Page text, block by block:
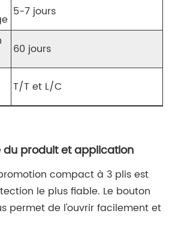
5-7 jours
60 jours
T/T et L/C
produit et application
compact à 3 plis est
le plus fiable. Le bouton
permet de l'ouvrir facilement et